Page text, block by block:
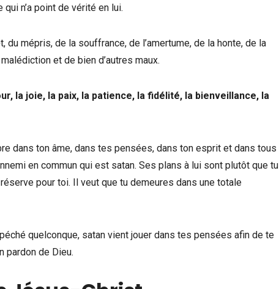
n’a point de vérité en lui.
mépris, de la souffrance, de l’amertume, de la honte, de la
et de bien d’autres maux.
la joie, la paix, la patience, la fidélité, la bienveillance, la
dans ton âme, dans tes pensées, dans ton esprit et dans tous
en commun qui est satan. Ses plans à lui sont plutôt que tu
pour toi. Il veut que tu demeures dans une totale
quelconque, satan vient jouer dans tes pensées afin de te
pardon de Dieu.